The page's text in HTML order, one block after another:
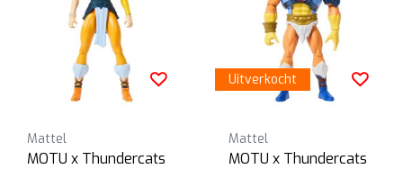
Mattel
MOTU x Thundercats
Uitverkocht
Mattel
MOTU x Thundercats